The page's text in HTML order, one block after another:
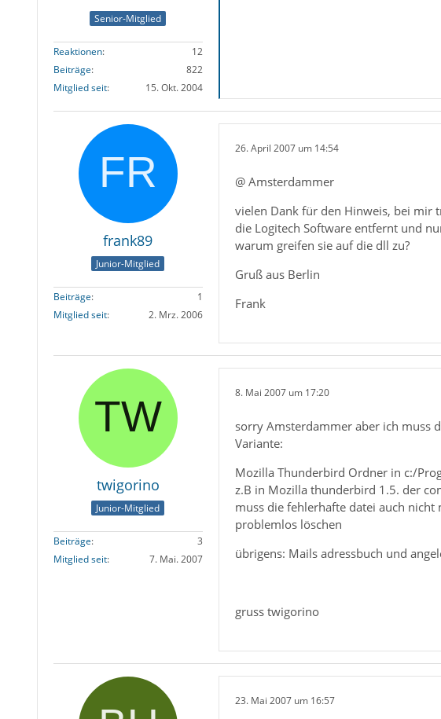
Senior-Mitglied
Reaktionen
12
Beiträge
822
Mitglied seit
15. Okt. 2004
frank89
Junior-Mitglied
Beiträge
1
Mitglied seit
2. Mrz. 2006
26. April 2007 um 14:54
@ Amsterdammer
vielen Dank für den Hinweis, bei mir
die Logitech Software entfernt und
warum greifen sie auf die dll zu?
Gruß aus Berlin
Frank
twigorino
Junior-Mitglied
Beiträge
3
Mitglied seit
7. Mai. 2007
8. Mai 2007 um 17:20
sorry Amsterdammer aber ich muss
Variante:
Mozilla Thunderbird Ordner in c:/
z.B in Mozilla thunderbird 1.5. der
muss die fehlerhafte datei auch
problemlos löschen
übrigens: Mails adressbuch und
gruss twigorino
23. Mai 2007 um 16:57